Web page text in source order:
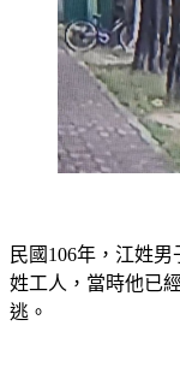
民國106年，江姓
姓工人，當時他已
逃。